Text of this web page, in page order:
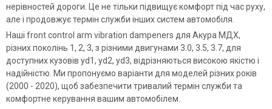
нерівностей дороги. Це не тільки підвищує комфорт під час руху,
але і продовжує термін служби інших систем автомобіля.
Наші front control arm vibration dampeners для Акура МДХ,
різних поколінь 1, 2, 3, з різними двигунами 3.0, 3.5, 3.7, для
доступних кузовів yd1, yd2, yd3, відрізняються високою якістю і
надійністю. Ми пропонуємо варіанти для моделей різних років
(2000 - 2020), щоб забезпечити тривалий термін служби та
комфортне керування вашим автомобілем.